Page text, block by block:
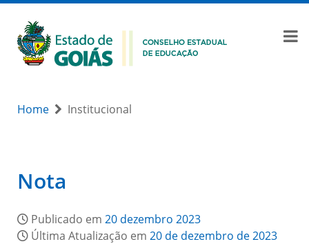
Home Institucional
Nota
Publicado em 20 dezembro 2023
Última Atualização em 20 de dezembro de 2023